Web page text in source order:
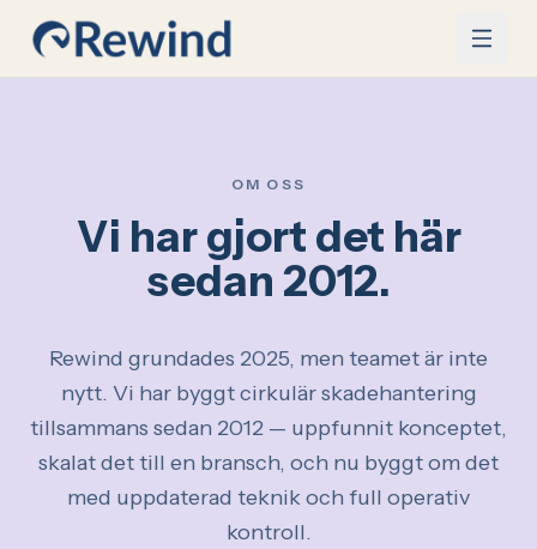
OM OSS
Vi har gjort det här
sedan 2012.
Rewind grundades 2025, men teamet är inte
nytt. Vi har byggt cirkulär skadehantering
tillsammans sedan 2012 — uppfunnit konceptet,
skalat det till en bransch, och nu byggt om det
med uppdaterad teknik och full operativ
kontroll.